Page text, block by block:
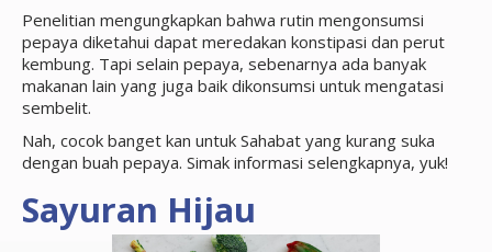
Penelitian mengungkapkan bahwa rutin mengonsumsi
pepaya diketahui dapat meredakan konstipasi dan perut
kembung. Tapi selain pepaya, sebenarnya ada banyak
makanan lain yang juga baik dikonsumsi untuk mengatasi
sembelit.
Nah, cocok banget kan untuk Sahabat yang kurang suka
dengan buah pepaya. Simak informasi selengkapnya, yuk!
Sayuran Hijau